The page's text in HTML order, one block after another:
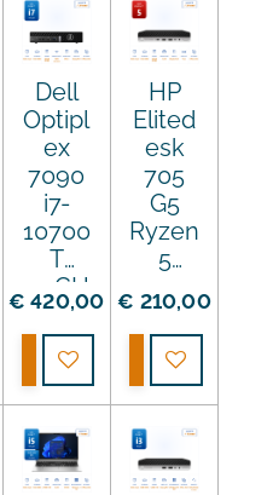
Dell
Optipl
ex
7090
i7-
10700
T
4.5GH
z
16GB
DDR4
256G
B SSD
€ 420,00
Bekijk details
HP
Elited
esk
705
G5
Ryzen
5
GE
4.0GH
z
16GB
DDR4
256G
B SSD
€ 210,00
Bekijk details